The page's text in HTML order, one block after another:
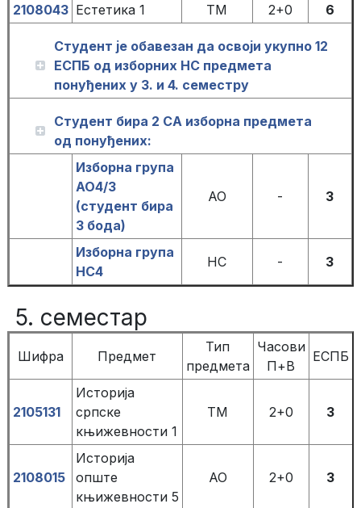
2108043 Естетика 1 ТМ 2+0 6
Студент је обавезан да освоји укупно 12
ЕСПБ од изборних НС предмета
понуђених у 3. и 4. семестру
Студент бира 2 СА изборна предмета
од понуђених:
Изборна група
АО4/3
(студент бира
3 бода)
АО - 3
Изборна група
НС4
НС - 3
5. семестар
Шифра Предмет
Тип
предмета
Часови
П+В
ЕСПБ
2105131
Историја
српске
књижевности 1
ТМ 2+0 3
2108015
Историја
опште
књижевности 5
АО 2+0 3